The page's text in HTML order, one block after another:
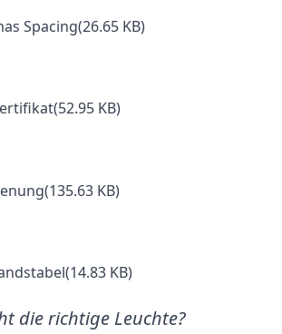
Spacing(26.65 KB)
KB)
KB)
KB)
die richtige Leuchte?